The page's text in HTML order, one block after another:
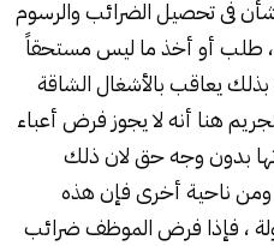
فى تحصيل الضرائب والرسوم
، طلب أو أخذ ما ليس مستحقاً
يعاقب بالأشغال الشاقة
هنا أنه لا يجوز فرض أعباء
بدون وجه حق لان ذلك
ومن ناحية أخرى فإن هذه
، فإذا فرض الموظف ضرائب